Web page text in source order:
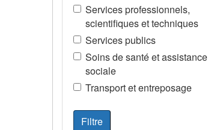
Services professionnels,
scientifiques et techniques
Services publics
Soins de santé et assistance
sociale
Transport et entreposage